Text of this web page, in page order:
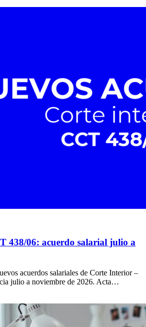
438/06: acuerdo salarial julio a
acuerdos salariales de Corte Interior –
julio a noviembre de 2026. Acta…